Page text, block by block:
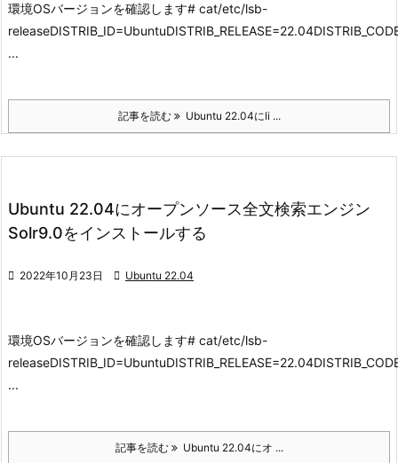
環境OSバージョンを確認します# cat/etc/lsb-
...
記事を読む Ubuntu 22.04にli ...
Ubuntu 22.04にオープンソース全文検索エンジン
Solr9.0をインストールする
 2022年10月23日  Ubuntu 22.04
環境OSバージョンを確認します# cat/etc/lsb-
...
記事を読む Ubuntu 22.04にオ ...